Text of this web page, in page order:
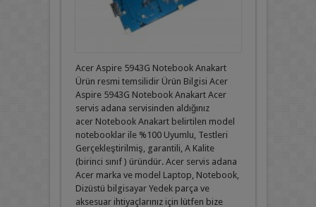
Acer Aspire 5943G Notebook Anakart
Ürün resmi temsilidir Ürün Bilgisi Acer
Aspire 5943G Notebook Anakart Acer
servis adana servisinden aldığınız
acer Notebook Anakart belirtilen model
notebooklar ile %100 Uyumlu, Testleri
Gerçekleştirilmiş, garantili, A Kalite
(birinci sınıf ) üründür. Acer servis adana
Acer marka ve model Laptop, Notebook,
Dizüstü bilgisayar Yedek parça ve
aksesuar ihtiyaçlarınız için lütfen bize